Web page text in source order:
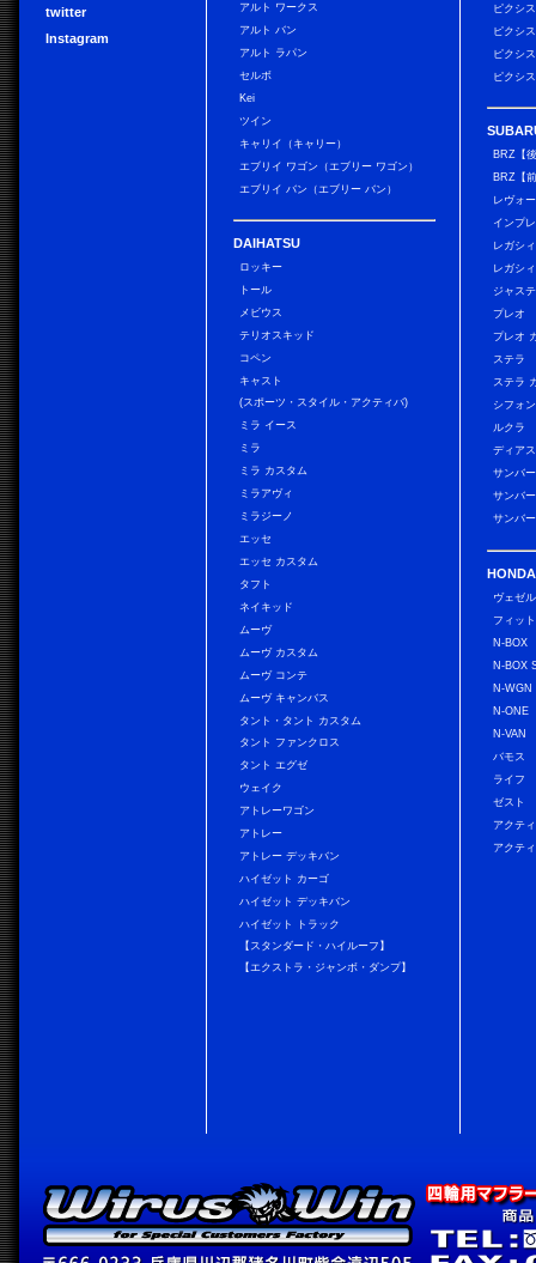
twitter
Instagram
アルト ワークス
アルト バン
アルト ラパン
セルボ
Kei
ツイン
キャリイ（キャリー）
エブリイ ワゴン（エブリー ワゴン）
エブリイ バン（エブリー バン）
DAIHATSU
ロッキー
トール
メビウス
テリオスキッド
コペン
キャスト
(スポーツ・スタイル・アクティバ)
ミラ イース
ミラ
ミラ カスタム
ミラアヴィ
ミラジーノ
エッセ
エッセ カスタム
タフト
ネイキッド
ムーヴ
ムーヴ カスタム
ムーヴ コンテ
ムーヴ キャンバス
タント・タント カスタム
タント ファンクロス
タント エグゼ
ウェイク
アトレーワゴン
アトレー
アトレー デッキバン
ハイゼット カーゴ
ハイゼット デッキバン
ハイゼット トラック
【スタンダード・ハイルーフ】
【エクストラ・ジャンボ・ダンプ】
ピクシ
ピクシ
ピクシ
ピクシ
BRZ【
BRZ【
レヴォ
インプ
レガシ
レガシ
ジャス
プレオ
プレオ
ステラ
ステラ
シフォ
ルクラ
ディア
サンバ
サンバ
サンバ
HONDA
ヴェゼル
フィット
N-BOX
N-BOX
N-WGN
N-ONE
N-VAN
バモス
ライフ
ゼスト
アクテ
アクテ